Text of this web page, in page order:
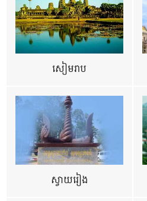
សៀមរាប
ស្វាយរៀង